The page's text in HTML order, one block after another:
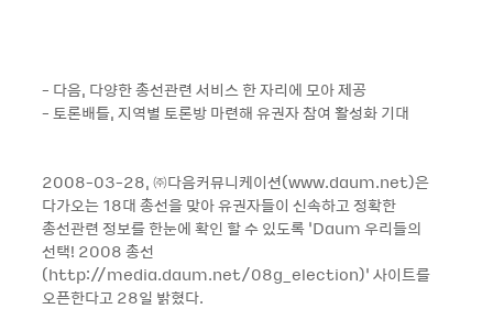
- 다음, 다양한 총선관련 서비스 한 자리에 모아 제공
- 토론배틀, 지역별 토론방 마련해 유권자 참여 활성화 기대
2008-03-28, ㈜다음커뮤니케이션(www.daum.net)은
다가오는 18대 총선을 맞아 유권자들이 신속하고 정확한
총선관련 정보를 한눈에 확인 할 수 있도록 ‘Daum 우리들의
선택! 2008 총선
(http://media.daum.net/08g_election)’ 사이트를
오픈한다고 28일 밝혔다.